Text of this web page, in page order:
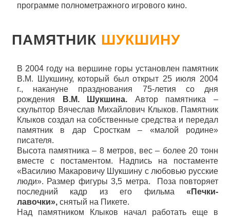
программе полнометражного игрового кино.
ПАМЯТНИК ШУКШИНУ
В 2004 году на вершине горы установлен памятник
В.М. Шукшину, который был открыт 25 июля 2004
г., накануне празднования 75-летия со дня
рождения В.М. Шукшина. Автор памятника –
скульптор Вячеслав Михайлович Клыков. Памятник
Клыков создал на собственные средства и передал
памятник в дар Сросткам – «малой родине»
писателя.
Высота памятника – 8 метров, вес – более 20 тонн
вместе с постаментом. Надпись на постаменте
«Василию Макаровичу Шукшину с любовью русские
люди». Размер фигуры 3,5 метра. Поза повторяет
последний кадр из его фильма «Печки-
лавочки», снятый на Пикете.
Над памятником Клыков начал работать еще в